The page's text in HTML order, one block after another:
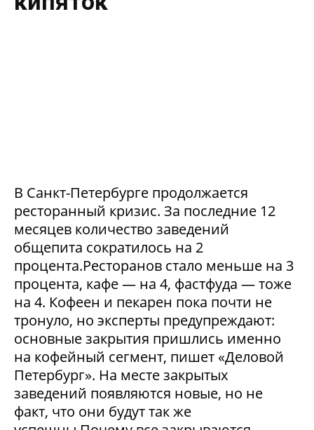
В Санкт-Петербурге продолжается
ресторанный кризис. За последние 12
месяцев количество заведений
общепита сократилось на 2
процента.Ресторанов стало меньше на 3
процента, кафе — на 4, фастфуда — тоже
на 4. Кофеен и пекарен пока почти не
тронуло, но эксперты предупреждают:
основные закрытия пришлись именно
на кофейный сегмент, пишет «Деловой
Петербург». На месте закрытых
заведений появляются новые, но не
факт, что они будут так же